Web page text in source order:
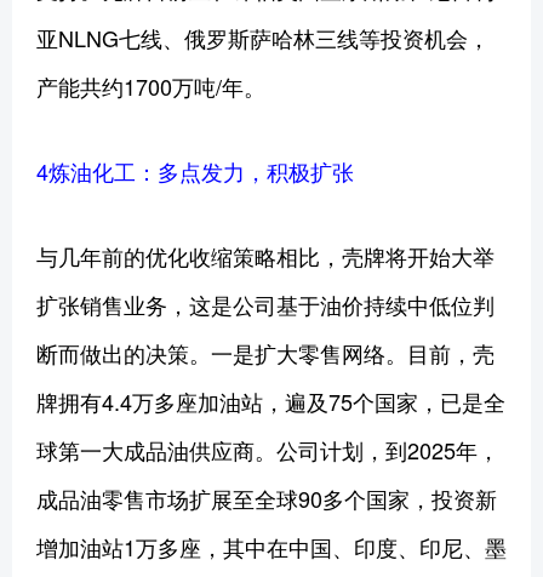
亚NLNG七线、俄罗斯萨哈林三线等投资机会，
产能共约1700万吨/年。
4炼油化工：多点发力，积极扩张
与几年前的优化收缩策略相比，壳牌将开始大举
扩张销售业务，这是公司基于油价持续中低位判
断而做出的决策。一是扩大零售网络。目前，壳
牌拥有4.4万多座加油站，遍及75个国家，已是全
球第一大成品油供应商。公司计划，到2025年，
成品油零售市场扩展至全球90多个国家，投资新
增加油站1万多座，其中在中国、印度、印尼、墨